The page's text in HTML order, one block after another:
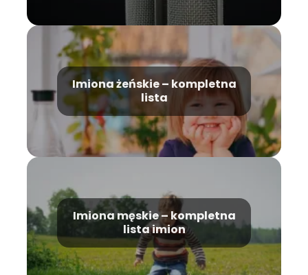
Imiona żeńskie – kompletna
lista
Imiona męskie – kompletna
lista imion